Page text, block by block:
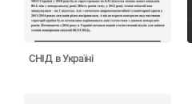
СНІД в Україні